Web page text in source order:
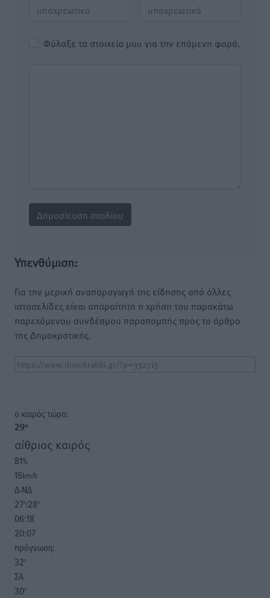
Φύλαξε τα στοιχεία μου για την επόμενη φορά.
Υπενθύμιση:
Για την μερική αναπαραγωγή της είδησης από άλλες
ιστοσελίδες είναι απαραίτητη η χρήση του παρακάτω
παρεχόμενου συνδέσμου παραπομπής προς το άρθρο
της Δημοκρατικής.
o καιρός τώρα:
29°
αίθριος καιρός
81%
16km/h
Δ-ΝΔ
27°/28°
06:18
20:07
πρόγνωση:
32°
ΣΑ
30°